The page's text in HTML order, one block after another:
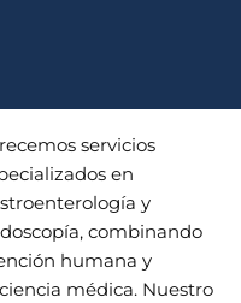
servicios
en
y
combinando
humana y
médica. Nuestro